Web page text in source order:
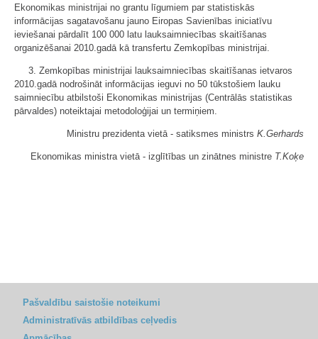
Ekonomikas ministrijai no grantu līgumiem par statistiskās
informācijas sagatavošanu jauno Eiropas Savienības iniciatīvu
ieviešanai pārdalīt 100 000 latu lauksaimniecības skaitīšanas
organizēšanai 2010.gadā kā transfertu Zemkopības ministrijai.
3. Zemkopības ministrijai lauksaimniecības skaitīšanas ietvaros
2010.gadā nodrošināt informācijas ieguvi no 50 tūkstošiem lauku
saimniecību atbilstoši Ekonomikas ministrijas (Centrālās statistikas
pārvaldes) noteiktajai metodoloģijai un termiņiem.
Ministru prezidenta vietā - satiksmes ministrs K.Gerhards
Ekonomikas ministra vietā - izglītības un zinātnes ministre T.Koķe
Pašvaldību saistošie noteikumi
Administratīvās atbildības ceļvedis